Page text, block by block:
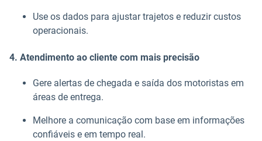
Use os dados para ajustar trajetos e reduzir custos
operacionais.
4. Atendimento ao cliente com mais precisão
Gere alertas de chegada e saída dos motoristas em
áreas de entrega.
Melhore a comunicação com base em informações
confiáveis e em tempo real.